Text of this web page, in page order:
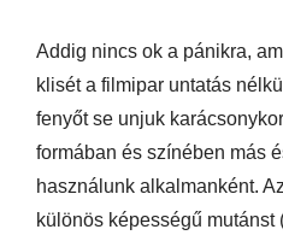
Addig nincs ok a pánikra,
klisét a filmipar untatás
fenyőt se unjuk
formában és színében más
használunk alkalmanként. Az
különös képességű mutánst